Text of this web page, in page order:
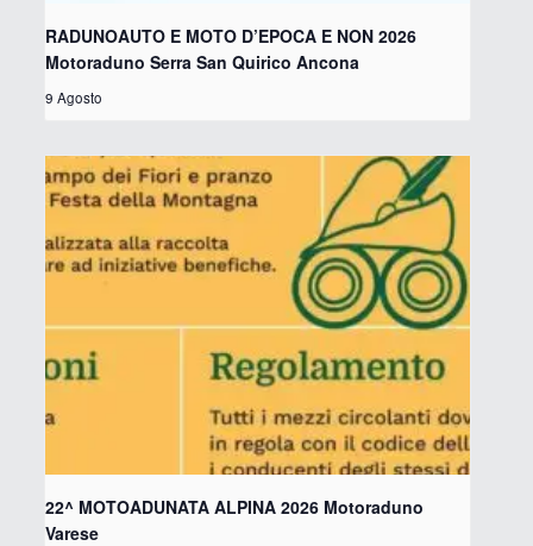
RADUNOAUTO E MOTO D’EPOCA E NON 2026
Motoraduno Serra San Quirico Ancona
9 Agosto
22^ MOTOADUNATA ALPINA 2026 Motoraduno
Varese